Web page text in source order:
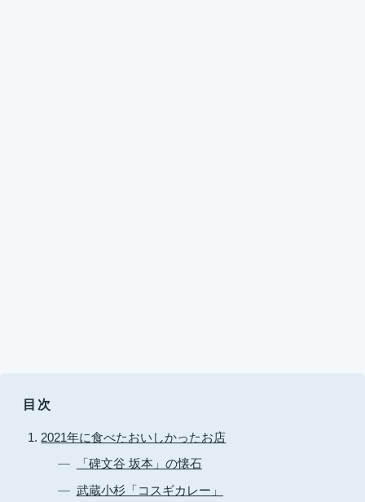
目次
2021年に食べたおいしかったお店
「碑文谷 坂本」の懐石
武蔵小杉「コスギカレー」